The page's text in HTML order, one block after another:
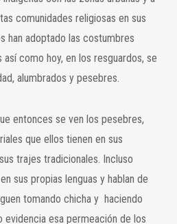
comunidades religiosas en sus
han adoptado las costumbres
como hoy, en los resguardos, se
alumbrados y pesebres.
entonces se ven los pesebres,
que ellos tienen en sus
trajes tradicionales. Incluso
sus propias lenguas y hablan de
tomando chicha y haciendo
evidencia esa permeación de los